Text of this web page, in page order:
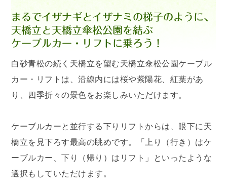
白砂青松の続く天橋立を望む天橋立傘松公園ケーブル
カー・リフトは、沿線内には桜や紫陽花、紅葉があ
り、四季折々の景色をお楽しみいただけます。
ケーブルカーと並行する下りリフトからは、眼下に天
橋立を見下ろす最高の眺めです。「上り（行き）はケ
ーブルカー、下り（帰り）はリフト」といったような
選択もしていただけます。